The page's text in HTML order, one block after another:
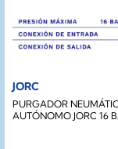
JORC
PURGADOR
AUTÓNOMO JORC 16